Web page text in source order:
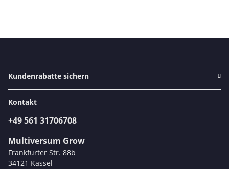
Kundenrabatte sichern
Kontakt
+49 561 31706708
Multiversum Grow
Frankfurter Str. 88b
34121 Kassel